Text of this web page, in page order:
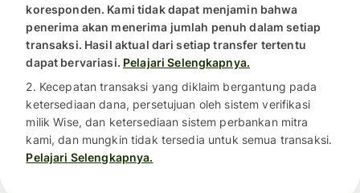
koresponden. Kami tidak dapat menjamin bahwa
penerima akan menerima jumlah penuh dalam setiap
transaksi. Hasil aktual dari setiap transfer tertentu
dapat bervariasi. Pelajari Selengkapnya.
2. Kecepatan transaksi yang diklaim bergantung pada
ketersediaan dana, persetujuan oleh sistem verifikasi
milik Wise, dan ketersediaan sistem perbankan mitra
kami, dan mungkin tidak tersedia untuk semua transaksi.
Pelajari Selengkapnya.